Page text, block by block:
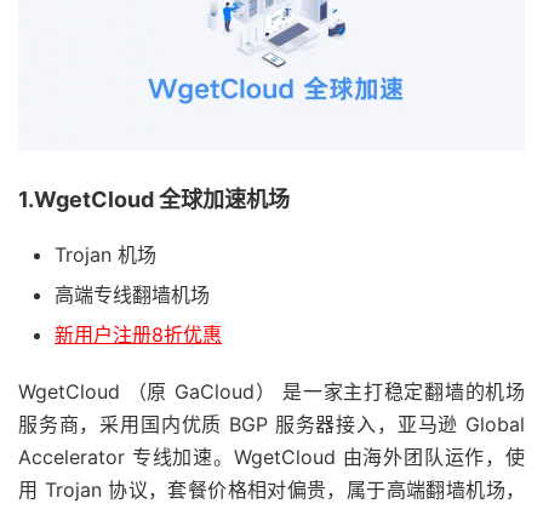
1.WgetCloud 全球加速机场
Trojan 机场
高端专线翻墙机场
新用户注册8折优惠
WgetCloud （原 GaCloud） 是一家主打稳定翻墙的机场
服务商，采用国内优质 BGP 服务器接入，亚马逊 Global
Accelerator 专线加速。WgetCloud 由海外团队运作，使
用 Trojan 协议，套餐价格相对偏贵，属于高端翻墙机场，